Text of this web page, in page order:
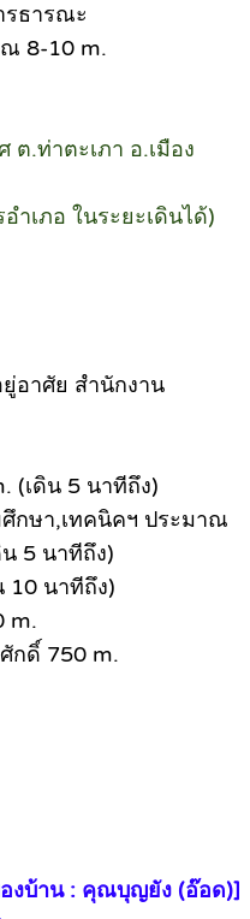
รธารณะ
8-10 m.
ต.ท่าตะเภา อ.เมือง
ำเภอ ในระยะเดินได้)
อาศัย สำนักงาน
(เดิน 5 นาทีถึง)
กษา,เทคนิคฯ ประมาณ
5 นาทีถึง)
10 นาทีถึง)
m.
กดิ์ 750 m.
งบ้าน : คุณบุญยัง (อ๊อด)]